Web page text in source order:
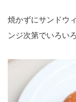
焼かずにサンドウ
ンジ次第でいろい